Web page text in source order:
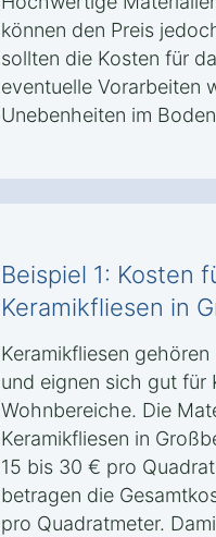
können den Preis
sollten die Kosten für
eventuelle Vorarbeiten
Unebenheiten im
Beispiel 1: Kosten
Keramikfliesen in
Keramikfliesen
und eignen sich gut für
Wohnbereiche. Die
Keramikfliesen in
15 bis 30 € pro
betragen die
pro Quadratmeter.